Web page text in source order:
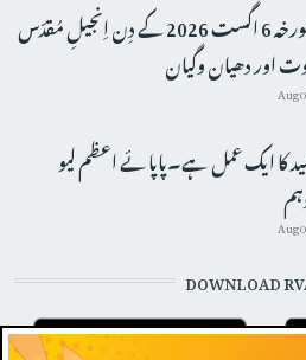
آج مورخہ 6 اگست 2026 کے دِن اِنجیلِ مُقدّس
اور دھیان وگیان
Aug
کا ایک عمل ہے۔پاپائے اعظم لیو
Aug
DOWNLOAD